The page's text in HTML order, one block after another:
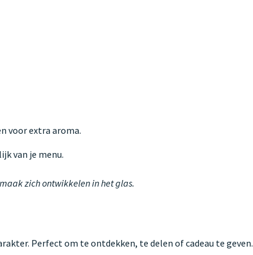
voor extra aroma.
van je menu.
zich ontwikkelen in het glas.
Perfect om te ontdekken, te delen of cadeau te geven.